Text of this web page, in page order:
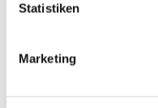
Statistiken
Marketing
Distribution,